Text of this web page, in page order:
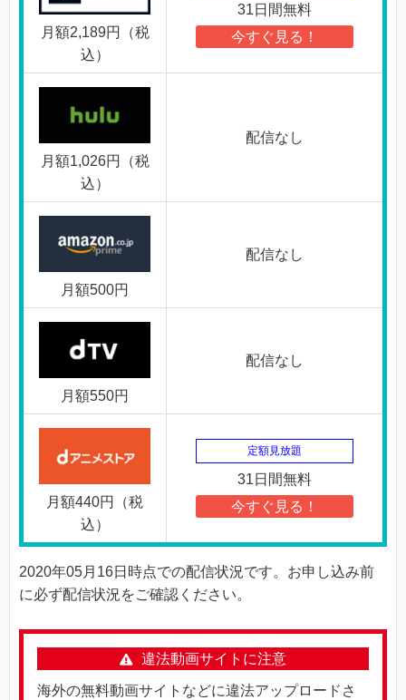
月額2,189円（税
込）
31日間無料
今すぐ見る！
月額1,026円（税
込）
配信なし
月額500円
配信なし
月額550円
配信なし
月額440円（税
込）
定額見放題
31日間無料
今すぐ見る！
2020年05月16日時点での配信状況です。お申し込み前
に必ず配信状況をご確認ください。
違法動画サイトに注意
海外の無料動画サイトなどに違法アップロードさ